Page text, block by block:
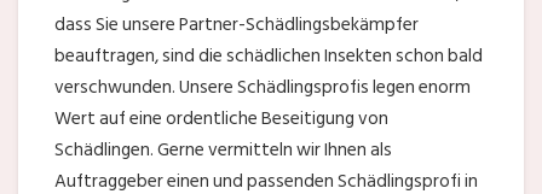
dass Sie unsere Partner-Schädlingsbekämpfer
beauftragen, sind die schädlichen Insekten schon bald
verschwunden. Unsere Schädlingsprofis legen enorm
Wert auf eine ordentliche Beseitigung von
Schädlingen. Gerne vermitteln wir Ihnen als
Auftraggeber einen und passenden Schädlingsprofi in